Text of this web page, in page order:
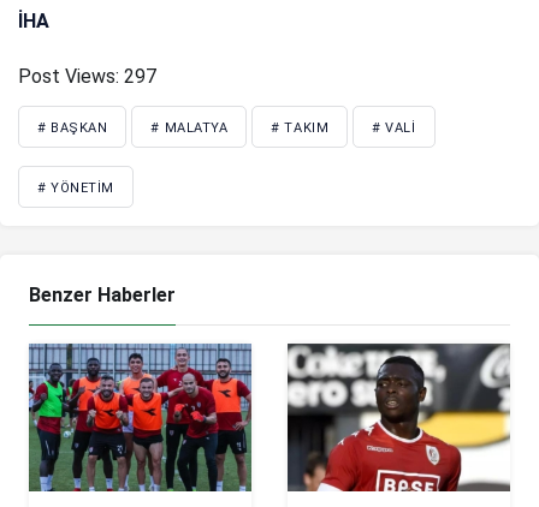
İHA
Post Views: 297
# BAŞKAN # MALATYA # TAKIM # VALI
# YÖNETIM
Benzer Haberler